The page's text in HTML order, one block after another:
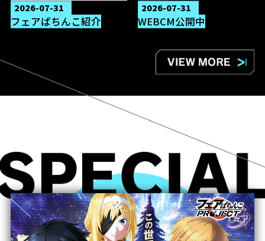
2026-07-31
フェアぱちんこ紹介
2026-07-31
WEBCM公開中